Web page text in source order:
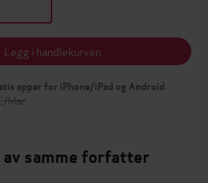
Legg i handlekurven
apper for iPhone/iPad og Android
Mac
av samme forfatter